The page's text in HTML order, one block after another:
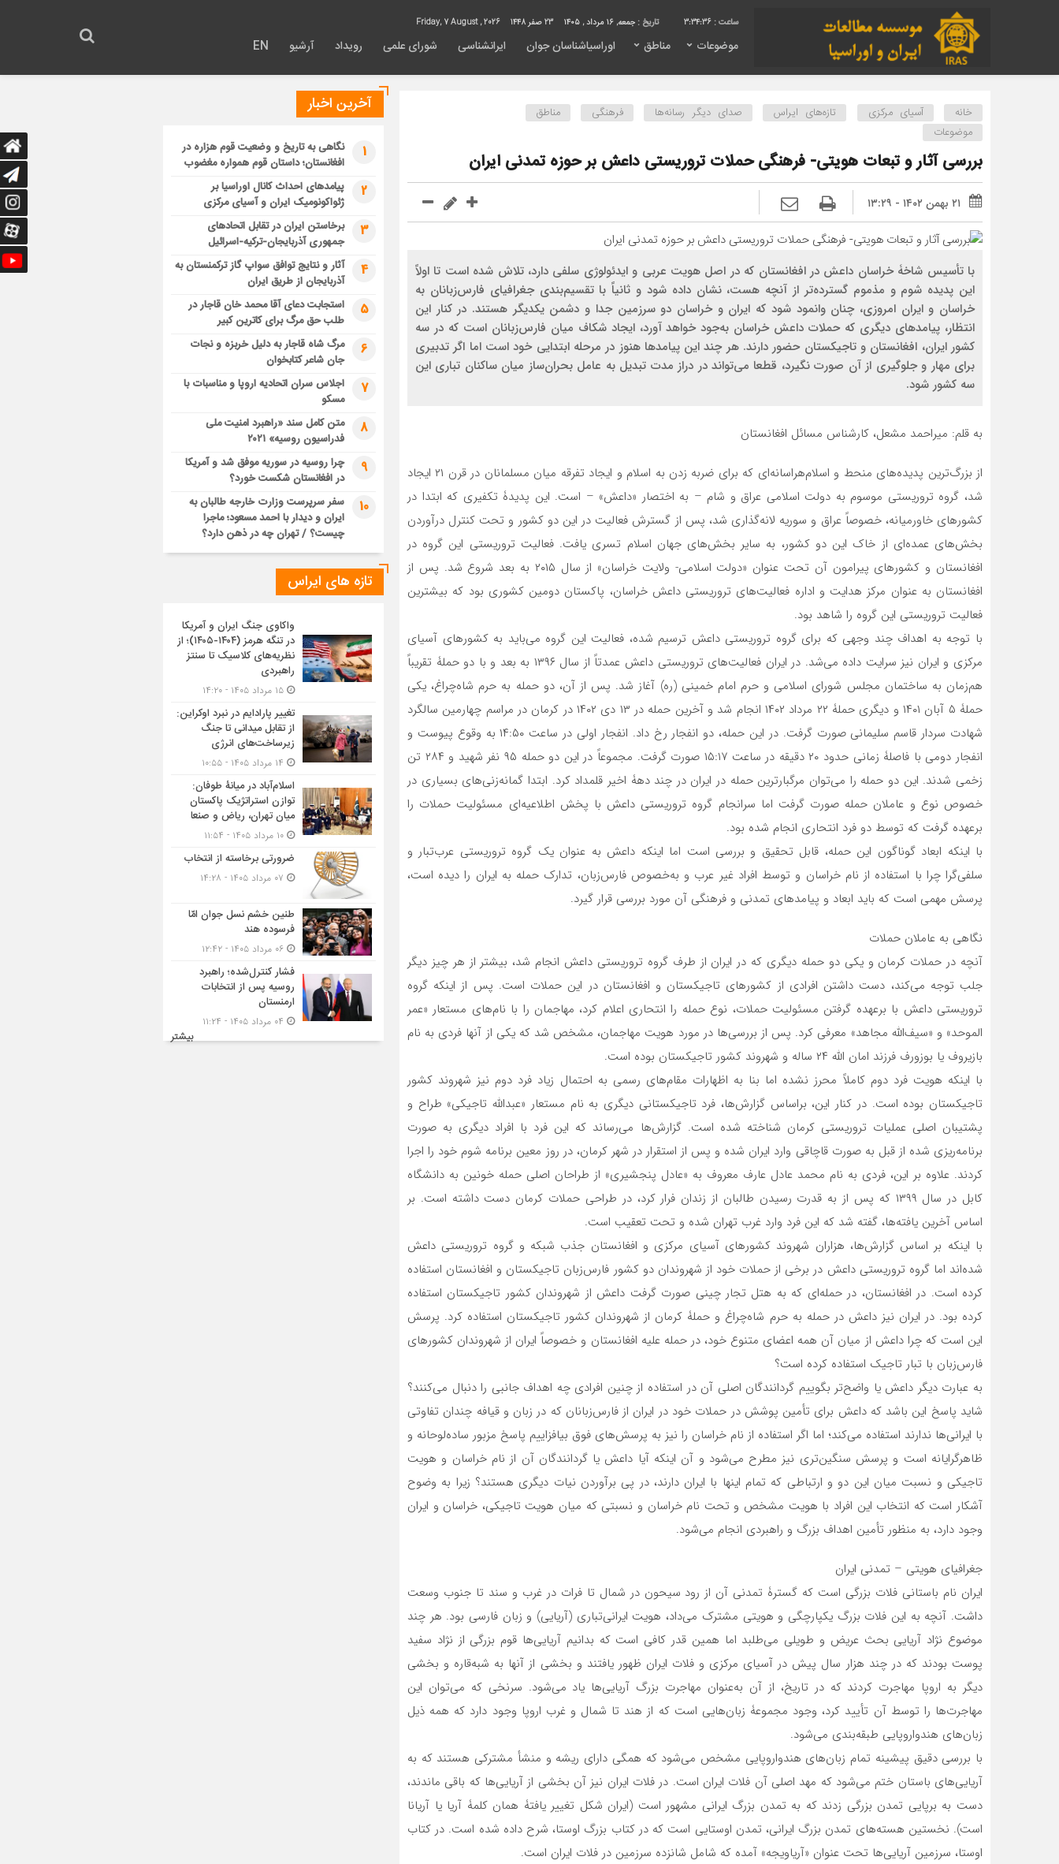
3:34:37 تاریخ : جمعه, ۱۶ مرداد , ۱۴۰۵ 23 صفر 1448
موضوعات مناطق اوراسیاشناسان جوان ایرانشناسی شورای علمی رویداد آرشیو EN
خانه آسیای مرکزی تازه‌های ایراس صدای دیگر رسانه‌ها فرهنگی
مناطق
موضوعات
بررسی آثار و تبعات هویتی- فرهنگی حملات تروریستی داعش بر حوزه تمدنی ایران
۲۱ بهمن ۱۴۰۲ - ۱۳:۲۹
با تأسیس شاخۀ خراسان داعش در افغانستان که در اصل هویت عربی و ایدئولوژی سلفی دارد، تلاش شده است تا اولاً
این پدیده شوم و مذموم گسترده‌تر از آنچه هست، نشان داده شود و ثانیاً‌ با تقسیم‌بندی جغرافیای فارس‌زبانان به
خراسان و ایران امروزی، چنان وانمود شود که ایران و خراسان دو سرزمین جدا و دشمن یکدیگر هستند. در کنار این
انتظار، پیامد‌های دیگری که حملات داعش خراسان به‌جود خواهد آورد، ایجاد شکاف میان فارس‌زبانان است که در سه
کشور ایران،‌ افغانستان و تاجیکستان حضور دارند. هر چند این پیامد‌ها هنوز در مرحله ابتدایی خود است اما اگر تدبیری
برای مهار و جلوگیری از آن صورت نگیرد، قطعا می‌تواند در دراز مدت تبدیل به عامل‌ بحران‌ساز میان ساکنان تباری این
سه کشور شود.
به قلم: میراحمد مشعل، کارشناس مسائل افغانستان
از بزرگ‌ترین پدیده‌های منحط و اسلام‌هراسانه‌ای که برای ضربه زدن به اسلام و ایجاد تفرقه میان مسلمانان در قرن ۲۱ ایجاد
شد، گروه تروریستی موسوم به دولت اسلامی عراق و شام – به اختصار «داعش» – است. این پدیدۀ تکفیری که ابتدا در
کشورهای خاورمیانه، خصوصاً عراق و سوریه لانه‌گذاری شد، پس از گسترش فعالیت در این دو کشور و تحت کنترل درآوردن
بخش‌های عمده‌ای از خاک این دو کشور، به سایر بخش‌های جهان اسلام تسری یافت. فعالیت تروریستی این گروه در
افغانستان و کشورهای پیرامون آن تحت عنوان «دولت اسلامی- ولایت خراسان» از سال ۲۰۱۵ به بعد شروع شد. پس از
افغانستان به عنوان مرکز هدایت و اداره فعالیت‌های تروریستی داعش خراسان، پاکستان دومین کشوری بود که بیشترین
فعالیت تروریستی این گروه را شاهد بود.
با توجه به اهداف چند وجهی که برای گروه تروریستی داعش ترسیم شده، فعالیت این گروه می‌باید به کشورهای آسیای
مرکزی و ایران نیز سرایت داده می‌شد. در ایران فعالیت‌های تروریستی داعش عمدتاً‌ از سال ۱۳۹۶ به بعد و با دو حملۀ تقریباً
هم‌زمان به ساختمان مجلس شورای اسلامی و حرم امام خمینی (ره) آغاز شد. پس از آن، دو حمله به حرم شاه‌چراغ، یکی
حملۀ ۵ آبان ۱۴۰۱ و دیگری حملۀ ۲۲ مرداد ۱۴۰۲ انجام شد و آخرین حمله در ۱۳ دی ۱۴۰۲ در کرمان در مراسم چهارمین سالگرد
شهادت سردار قاسم سلیمانی صورت گرفت. در این حمله، دو انفجار رخ داد. انفجار اولی در ساعت ۱۴:۵۰ به‌ وقوع پیوست و
انفجار دومی با فاصلۀ زمانی حدود ۲۰ دقیقه در ساعت ۱۵:۱۷ صورت گرفت. مجموعاً در این دو حمله ۹۵ نفر شهید و ۲۸۴ تن
زخمی شدند. این دو حمله را می‌توان مرگبارترین حمله در ایران در چند دهۀ اخیر قلمداد کرد. ابتدا گمانه‌‌زنی‌های بسیاری در
خصوص نوع و عاملان حمله صورت گرفت اما سرانجام گروه تروریستی داعش با پخش اطلاعیه‌‌ای مسئولیت حملات را
برعهده گرفت که توسط دو فرد انتحاری انجام شده بود.
با اینکه ابعاد گوناگون این حمله، قابل تحقیق و بررسی است اما اینکه داعش به عنوان یک گروه تروریستی عرب‌تبار و
سلفی‌گرا چرا با استفاده از نام خراسان و توسط افراد غیر عرب و به‌‌خصوص فارس‌زبان، تدارک حمله به ایران را دیده است،
پرسش مهمی است که باید ابعاد و پیامدهای تمدنی و فرهنگی آن مورد بررسی قرار گیرد.
نگاهی به عاملان حملات
آنچه در حملات کرمان و یکی دو حمله دیگری که در ایران از طرف گروه تروریستی داعش انجام شد، بیشتر از هر چیز دیگر
جلب توجه می‌کند، دست داشتن افرادی از کشورهای تاجیکستان و افغانستان در این حملات است. پس از اینکه گروه
تروریستی داعش با برعهده گرفتن مسئولیت حملات، نوع حمله را انتحاری اعلام کرد، مهاجمان را با نام‌های مستعار «عمر
الموحد» و «سیف‌الله مجاهد» معرفی کرد. پس از بررسی‌ها در مورد هویت مهاجمان، مشخص شد که یکی از آنها فردی به نام
بازیروف یا بوزورف فرزند امان الله ۲۴ ساله و شهروند کشور تاجیکستان بوده است.
با اینکه هویت فرد دوم کاملاً‌ محرز نشده اما بنا به اظهارات مقام‌های رسمی به احتمال زیاد فرد دوم نیز شهروند کشور
تاجیکستان بوده است. در کنار این، براساس گزارش‌ها، فرد تاجیکستانی دیگری به نام مستعار «عبدالله تاجیکی» طراح و
پشتیبان اصلی عملیات تروریستی کرمان شناخته شده است. گزارش‌ها می‌رساند که این فرد با افراد دیگری به صورت
برنامه‌ریزی شده از قبل به صورت قاچاقی وارد ایران شده و پس از استقرار در شهر کرمان، در روز معین برنامه شوم خود را اجرا
کردند. علاوه بر این، فردی به نام محمد عادل عارف معروف به «عادل پنجشیری» از طراحان اصلی حمله خونین به دانشگاه
کابل در سال ۱۳۹۹ که پس از به قدرت رسیدن طالبان از زندان فرار کرد، در طراحی حملات کرمان دست ‌داشته است. بر
اساس آخرین یافته‌ها، گفته ‌شد که این فرد وارد غرب تهران شده و تحت تعقیب است.
با اینکه بر اساس گزارش‌ها، هزاران شهروند کشورهای آسیای مرکزی و افغانستان جذب شبکه و گروه‌ تروریستی داعش
شده‌اند اما گروه تروریستی داعش در برخی از حملات خود از شهروندان دو کشور فارس‌زبان تاجیکستان و افغانستان استفاده
کرده است. در افغانستان، در حمله‌ای که به هتل تجار چینی صورت گرفت داعش از شهروندان کشور تاجیکستان استفاده
کرده بود. در ایران نیز داعش در حمله به حرم شاه‌چراغ و حملۀ کرمان از شهروندان کشور تاجیکستان استفاده کرد. پرسش
این است که چرا داعش از میان آن همه اعضای متنوع خود، در حمله علیه افغانستان و خصوصاً‌ ایران از شهروندان کشورهای
فارس‌زبان با تبار تاجیک استفاده کرده است؟
به عبارت دیگر داعش یا واضح‌تر بگوییم گردانندگان اصلی آن در استفاده از چنین افرادی چه اهداف جانبی را دنبال می‌کنند؟
شاید پاسخ این باشد که داعش برای تأمین پوشش در حملات خود در ایران از فارس‌زبانان که در زبان و قیافه چندان تفاوتی
با ایرانی‌ها ندارند استفاده می‌کند؛ اما اگر استفاده از نام خراسان را نیز به پرسش‌های فوق بیافزاییم پاسخ مزبور ساده‌لوحانه و
ظاهرگرایانه است و پرسش سنگین‌تری نیز مطرح می‌شود و آن اینکه آیا داعش یا گردانندگان آن از نام خراسان و هویت
تاجیکی و نسبت میان این دو و ارتباطی که تمام اینها با ایران دارند، در پی برآوردن نیات دیگری هستند؟ زیرا به وضوح
آشکار است که انتخاب این افراد با هویت مشخص و تحت نام خراسان و نسبتی که میان هویت تاجیکی، خراسان و ایران
وجود دارد، به منظور تأمین اهداف بزرگ و راهبردی انجام می‌شود.
جغرافیای هویتی – تمدنی ایران
ایران نام ‌باستانی فلات بزرگی است که گسترۀ تمدنی آن از رود سیحون در شمال تا فرات در غرب و سند تا جنوب وسعت
داشت. آنچه به این فلات بزرگ یکپارچگی و هویتی مشترک می‌داد، هویت ایرانی‌‌تباری (آریایی) و زبان فارسی بود. هر چند
موضوع نژاد آریایی بحث عریض و طویلی می‌طلبد اما همین ‌قدر کافی است که بدانیم آریایی‌ها قوم بزرگی از نژاد سفید
پوست بودند که در چند هزار سال پیش در آسیای مرکزی و فلات ایران ظهور یافتند و بخشی از آنها به شبه‌قاره و بخشی
دیگر به اروپا مهاجرت کردند که در تاریخ، از آن به‌عنوان مهاجرت بزرگ آریایی‌ها یاد می‌شود. سرنخی که می‌توان این
مهاجرت‌ها را توسط آن تأیید کرد، وجود مجموعۀ زبان‌هایی است که از هند تا شمال و غرب اروپا وجود دارد که همه ذیل
زبان‌های هندواروپایی طبقه‌بندی می‌شود.
با بررسی دقیق پیشینه تمام زبان‌های هندواروپایی مشخص می‌شود که همگی دارای ریشه و منشأ مشترکی هستند که به
آریایی‌های باستان ختم می‌شود که مهد اصلی آن فلات ایران است. در فلات ایران نیز آن بخشی از آریایی‌ها که باقی ماندند،
دست به برپایی تمدن بزرگی زدند که به تمدن بزرگ ایرانی مشهور است (ایران شکل تغییر یافتۀ همان کلمۀ آریا یا آریانا
است). نخستین هسته‌های تمدن بزرگ ایرانی، تمدن اوستایی است که در کتاب بزرگ اوستا، شرح داده شده است. در کتاب
اوستا، سرزمین آریایی‌ها تحت عنوان «آریاویجه» آمده که شامل شانزده سرزمین در فلات ایران است.
آخرین اخبار
1
نگاهی به تاریخ و وضعیت قوم هزاره در
افغانستان؛ داستان قوم همواره مغضوب
2
پیامدهای احداث کانال اوراسیا بر
ژئواکونومیک ایران و آسیای مرکزی
3
برخاستن ایران در تقابل اتحادهای
جمهوری آذربایجان-ترکیه-اسرائیل
4
آثار و نتایج توافق سواپ گاز ترکمنستان به
آذربایجان از طریق ایران
5
استجابت دعای آقا محمد خان قاجار در
طلب حق مرگ برای کاترین کبیر
6
مرگ شاه قاجار به دلیل خربزه و نجات
جان شاعر کتابخوان
7
اجلاس سران اتحادیه اروپا و مناسبات با
مسکو
8
متن کامل سند «راهبرد امنیت ملی
فدراسیون روسیه» ۲۰۲۱
9
چرا روسیه در سوریه موفق شد و آمریکا
در افغانستان شکست خورد؟
10
سفر سرپرست وزارت خارجه طالبان به
ایران و دیدار با احمد مسعود؛ ماجرا
چیست؟ / تهران چه در ذهن دارد؟
تازه های ایراس
واکاوی جنگ ایران و آمریکا
در تنگه هرمز (۱۴۰۴-۱۴۰۵)؛ از
نظریه‌های کلاسیک تا سنتز
راهبردی
تغییر پارادایم در نبرد اوکراین:
از تقابل میدانی تا جنگ
زیرساخت‌های انرژی
اسلام‌آباد در میانۀ طوفان:
توازن استراتژیک پاکستان
میان تهران، ریاض و صنعا
ضرورتی برخاسته از انتخاب
طنین خشم نسل جوان امّا
فرسوده هند
فشار کنترل‌شده؛ راهبرد
روسیه پس از انتخابات
ارمنستان
بیشتر